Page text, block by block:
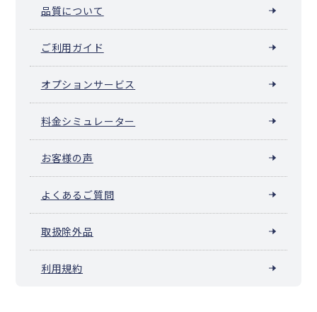
品質について
ご利用ガイド
オプションサービス
料金シミュレーター
お客様の声
よくあるご質問
取扱除外品
利用規約